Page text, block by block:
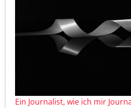
Ein Journalist, wie ich mir